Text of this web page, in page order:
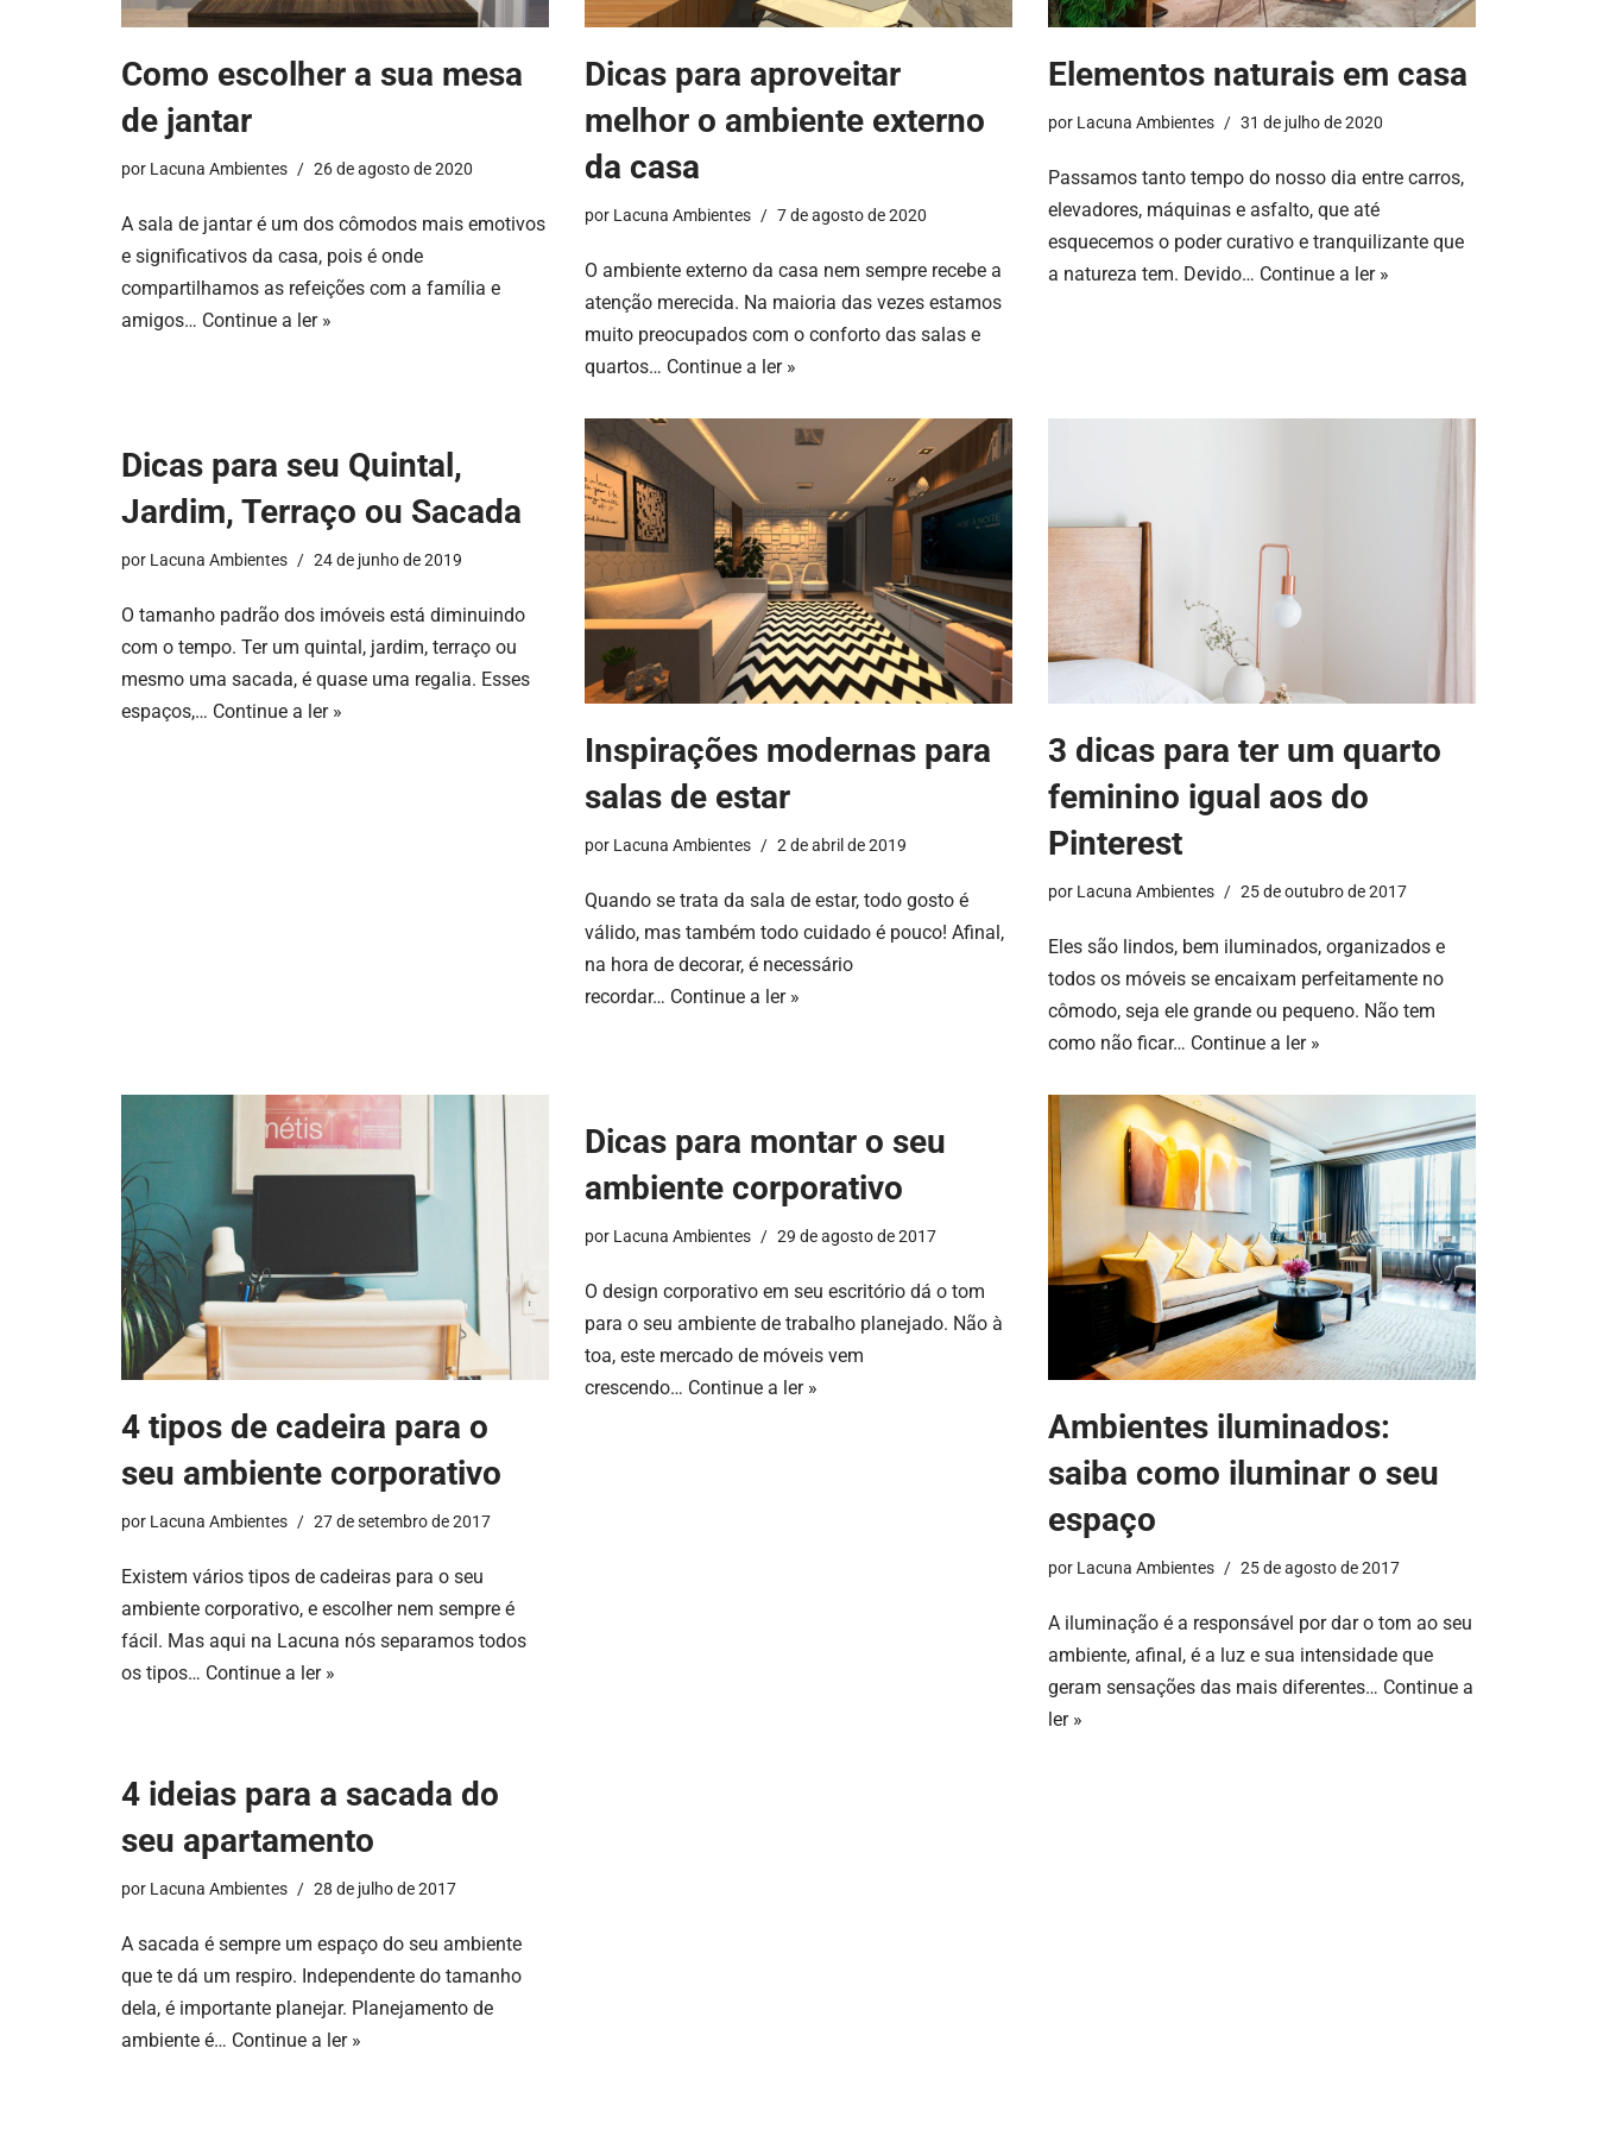
Como escolher a sua mesa
de jantar
por Lacuna Ambientes 26 de agosto de 2020
A sala de jantar é um dos cômodos mais emotivos
e significativos da casa, pois é onde
compartilhamos as refeições com a família e
amigos… Continue a ler »
Dicas para aproveitar
melhor o ambiente externo
da casa
por Lacuna Ambientes 7 de agosto de 2020
O ambiente externo da casa nem sempre recebe a
atenção merecida. Na maioria das vezes estamos
muito preocupados com o conforto das salas e
quartos… Continue a ler »
Elementos naturais em casa
por Lacuna Ambientes 31 de julho de 2020
Passamos tanto tempo do nosso dia entre carros,
elevadores, máquinas e asfalto, que até
esquecemos o poder curativo e tranquilizante que
a natureza tem. Devido… Continue a ler »
Dicas para seu Quintal,
Jardim, Terraço ou Sacada
por Lacuna Ambientes 24 de junho de 2019
O tamanho padrão dos imóveis está diminuindo
com o tempo. Ter um quintal, jardim, terraço ou
mesmo uma sacada, é quase uma regalia. Esses
espaços,… Continue a ler »
Inspirações modernas para
salas de estar
por Lacuna Ambientes 2 de abril de 2019
Quando se trata da sala de estar, todo gosto é
válido, mas também todo cuidado é pouco! Afinal,
na hora de decorar, é necessário
recordar… Continue a ler »
3 dicas para ter um quarto
feminino igual aos do
Pinterest
por Lacuna Ambientes 25 de outubro de 2017
Eles são lindos, bem iluminados, organizados e
todos os móveis se encaixam perfeitamente no
cômodo, seja ele grande ou pequeno. Não tem
como não ficar… Continue a ler »
4 tipos de cadeira para o
seu ambiente corporativo
por Lacuna Ambientes 27 de setembro de 2017
Existem vários tipos de cadeiras para o seu
ambiente corporativo, e escolher nem sempre é
fácil. Mas aqui na Lacuna nós separamos todos
os tipos… Continue a ler »
Dicas para montar o seu
ambiente corporativo
por Lacuna Ambientes 29 de agosto de 2017
O design corporativo em seu escritório dá o tom
para o seu ambiente de trabalho planejado. Não à
toa, este mercado de móveis vem
crescendo… Continue a ler »
Ambientes iluminados:
saiba como iluminar o seu
espaço
por Lacuna Ambientes 25 de agosto de 2017
A iluminação é a responsável por dar o tom ao seu
ambiente, afinal, é a luz e sua intensidade que
geram sensações das mais diferentes… Continue a
ler »
4 ideias para a sacada do
seu apartamento
por Lacuna Ambientes 28 de julho de 2017
A sacada é sempre um espaço do seu ambiente
que te dá um respiro. Independente do tamanho
dela, é importante planejar. Planejamento de
ambiente é… Continue a ler »